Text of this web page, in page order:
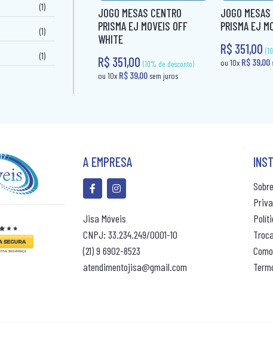
(1)
(1)
(1)
JOGO MESAS CENTRO
PRISMA EJ MOVEIS OFF
WHITE
R$ 351,00
JOGO
PRISMA EJ
R$ 351,00
A EMPRESA
Jisa Móveis
CNPJ: 33.234.249/0001-10
(21) 9 6902-8523
atendimentojisa@gmail.com